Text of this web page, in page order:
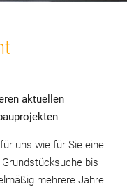
aktuellen
uns wie für Sie eine
bis
mehrere Jahre